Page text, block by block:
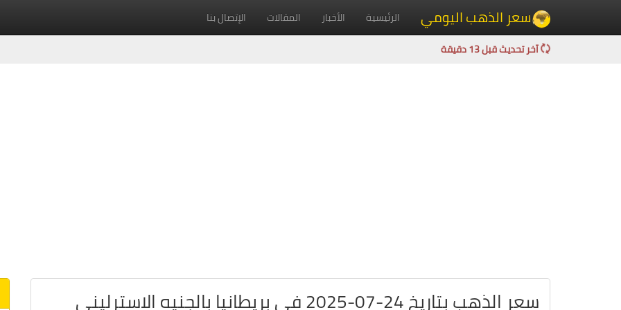
سعر الذهب اليومي الرئيسية الأخبار المقالات الإتصال بنا
آخر تحديث قبل 13 دقيقة
سعر الذهب بتاريخ 24-07-2025 في بريطانيا بالجنيه الاسترليني